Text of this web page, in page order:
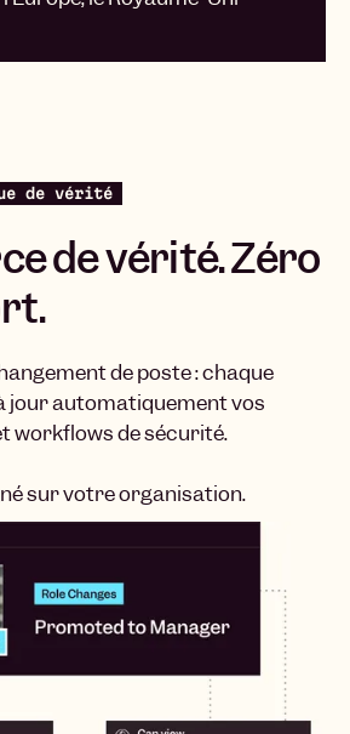
de vérité
de vérité. Zéro
de poste : chaque
jour automatiquement vos
workflows de sécurité.
sur votre organisation.